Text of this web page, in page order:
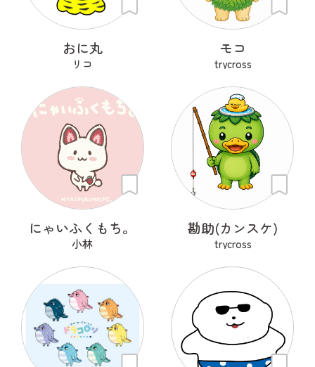
おに丸
リコ
モコ
trycross
にゃいふくもち。
小林
勘助(カンスケ)
trycross